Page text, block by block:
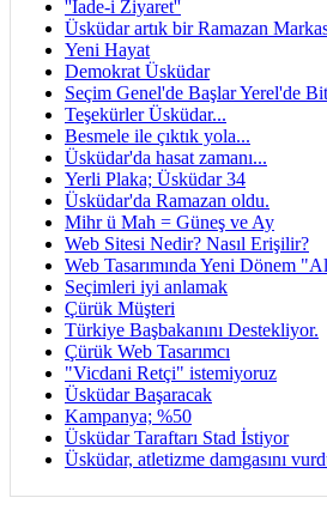
''İade-i Ziyaret''
Üsküdar artık bir Ramazan
Yeni Hayat
Demokrat Üsküdar
Seçim Genel'de Başlar Yerel'de
Teşekürler Üsküdar...
Besmele ile çıktık yola...
Üsküdar'da hasat zamanı...
Yerli Plaka; Üsküdar 34
Üsküdar'da Ramazan oldu.
Mihr ü Mah = Güneş ve Ay
Web Sitesi Nedir? Nasıl Erişilir?
Web Tasarımında Yeni Dönem
Seçimleri iyi anlamak
Çürük Müşteri
Türkiye Başbakanını Destekliyor.
Çürük Web Tasarımcı
"Vicdani Retçi" istemiyoruz
Üsküdar Başaracak
Kampanya; %50
Üsküdar Taraftarı Stad İstiyor
Üsküdar, atletizme damgasını